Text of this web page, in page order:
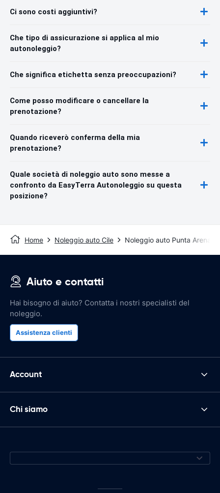
Ci sono costi aggiuntivi?
Che tipo di assicurazione si applica al mio
autonoleggio?
Che significa etichetta senza preoccupazioni?
Come posso modificare o cancellare la
prenotazione?
Quando riceverò conferma della mia
prenotazione?
Quale società di noleggio auto sono messe a
confronto da EasyTerra Autonoleggio su questa
posizione?
Home Noleggio auto Cile Noleggio auto Punta Arenas
Aiuto e contatti
Hai bisogno di aiuto? Contatta i nostri specialisti del
noleggio.
Assistenza clienti
Account
Chi siamo